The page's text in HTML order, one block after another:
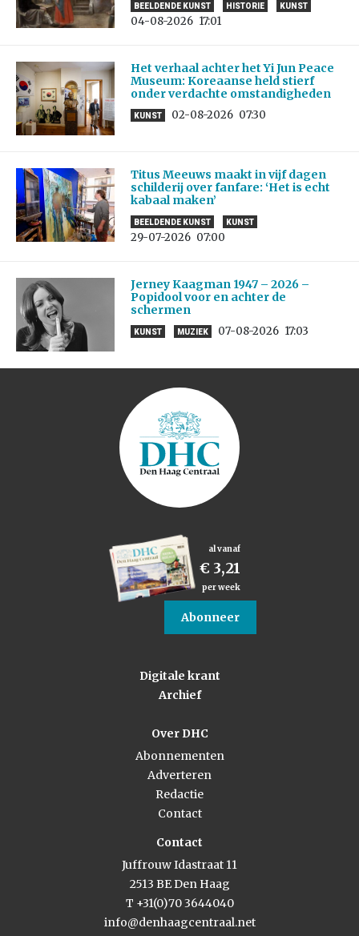
BEELDENDE KUNST HISTORIE KUNST
04-08-2026 17:01
Het verhaal achter het Yi Jun Peace
Museum: Koreaanse held stierf
onder verdachte omstandigheden
KUNST 02-08-2026 07:30
Titus Meeuws maakt in vijf dagen
schilderij over fanfare: ‘Het is echt
kabaal maken’
BEELDENDE KUNST KUNST
29-07-2026 07:00
Jerney Kaagman 1947 – 2026 –
Popidool voor en achter de
schermen
KUNST MUZIEK 07-08-2026 17:03
al vanaf
€ 3,21
per week
Abonneer
Digitale krant
Archief
Over DHC
Abonnementen
Adverteren
Redactie
Contact
Contact
Juffrouw Idastraat 11
2513 BE Den Haag
T +31(0)70 3644040
info@denhaagcentraal.net